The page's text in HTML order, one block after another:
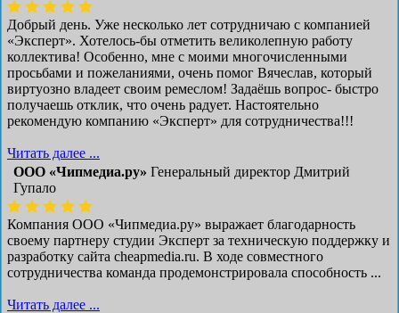
Добрый день. Уже несколько лет сотрудничаю с компанией
«Эксперт». Хотелось-бы отметить великолепную работу
коллектива! Особенно, мне с моими многочисленными
просьбами и пожеланиями, очень помог Вячеслав, который
виртуозно владеет своим ремеслом! Задаёшь вопрос- быстро
получаешь отклик, что очень радует. Настоятельно
рекомендую компанию «Эксперт» для сотрудничества!!!
Читать далее ...
ООО «Чипмедиа.ру» Генеральный директор Дмитрий
Гупало
Компания ООО «Чипмедиа.ру» выражает благодарность
своему партнеру студии Эксперт за техническую поддержку и
разработку сайта cheapmedia.ru. В ходе совместного
сотрудничества команда продемонстрировала способность ...
Читать далее ...